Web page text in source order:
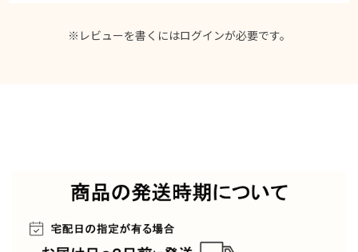
※レビューを書くにはログインが必要です。